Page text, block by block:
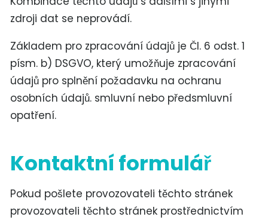
zdroji dat se neprovádí.
Základem pro zpracování údajů je Čl. 6 odst. 1
písm. b) DSGVO, který umožňuje zpracování
údajů pro splnění požadavku na ochranu
osobních údajů. smluvní nebo předsmluvní
opatření.
Kontaktní formulář
Pokud pošlete provozovateli těchto stránek
provozovateli těchto stránek prostřednictvím